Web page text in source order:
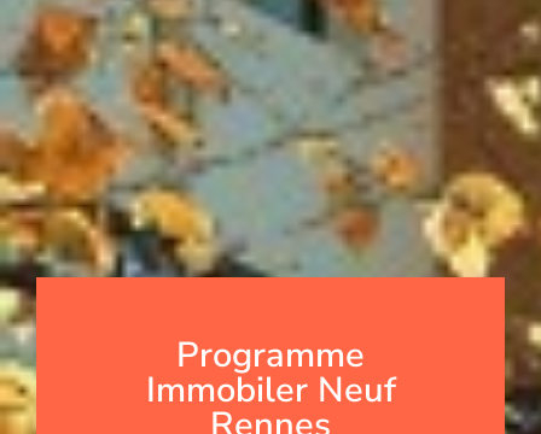
Programme
Immobiler Neuf